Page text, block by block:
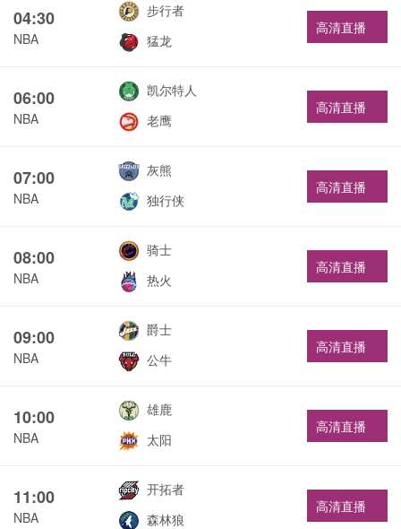
04:30
NBA
步行者
猛龙
高清直播
06:00
NBA
凯尔特人
老鹰
高清直播
07:00
NBA
灰熊
独行侠
高清直播
08:00
NBA
骑士
热火
高清直播
09:00
NBA
爵士
公牛
高清直播
10:00
NBA
雄鹿
太阳
高清直播
11:00
NBA
开拓者
森林狼
高清直播